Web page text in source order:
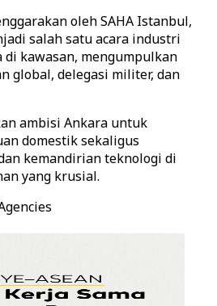
oleh SAHA Istanbul,
salah satu acara industri
kawasan, mengumpulkan
global, delegasi militer, dan
ambisi Ankara untuk
domestik sekaligus
kemandirian teknologi di
yang krusial.